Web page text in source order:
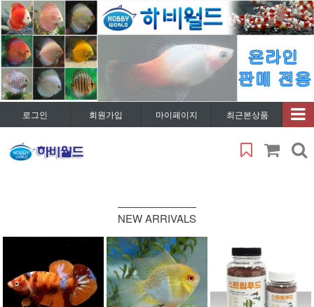
로그인 회원가입 마이페이지 최근본상품
NEW ARRIVALS